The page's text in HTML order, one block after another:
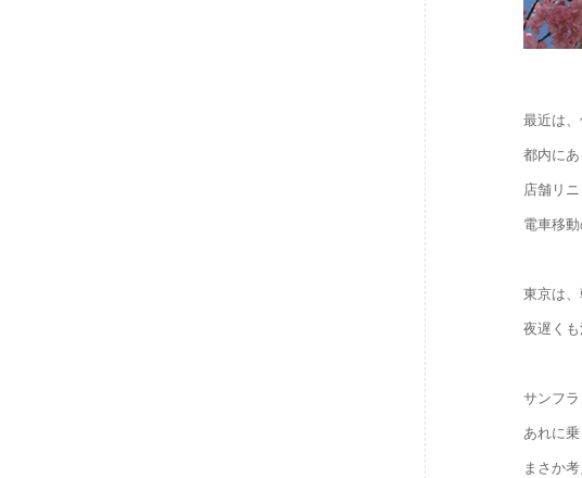
最近は
都内に
店舗リ
電車移
東京は
夜遅く
サンフ
あれに
まさか